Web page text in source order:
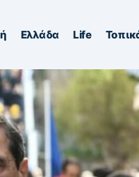
Ελλάδα Life